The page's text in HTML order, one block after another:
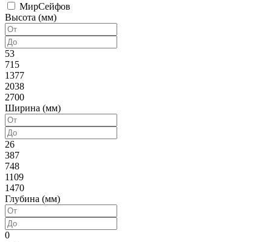
МирСейфов
Высота (мм)
53
715
1377
2038
2700
Ширина (мм)
26
387
748
1109
1470
Глубина (мм)
0